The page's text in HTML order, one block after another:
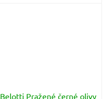
Belotti Pražené černé olivy